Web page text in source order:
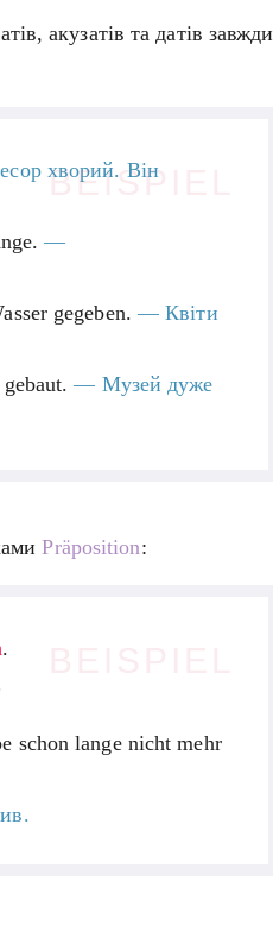
акузатів та датів завжди
BEISPIEL
хворий. Він
—
gegeben. — Квіти
gebaut.— Музей дуже
Präposition:
.
schon lange nicht mehr